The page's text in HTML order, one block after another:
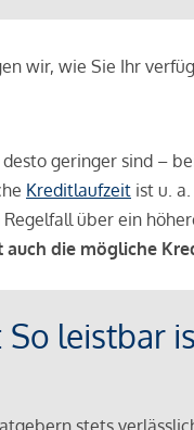
wir, wie Sie Ihr
geringer sind –
Kreditlaufzeit ist u.
über ein
die mögliche
So leistbar